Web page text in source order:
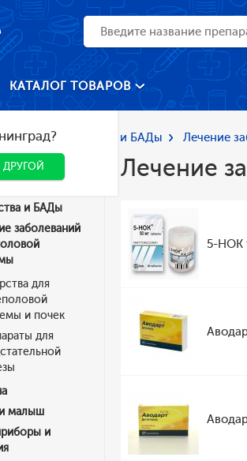
ДРУГОЙ
КАТАЛОГ ТОВАРОВ
Каталог Лекарства и БАДы Лечение
и БАДы
заболеваний
для
и почек
для
малыш
и
Лечение
5-НОК